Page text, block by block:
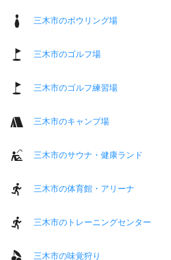
三木市のボウリング場
三木市のゴルフ場
三木市のゴルフ練習場
三木市のキャンプ場
三木市のサウナ・健康ランド
三木市の体育館・アリーナ
三木市のトレーニングセンター
三木市の味覚狩り